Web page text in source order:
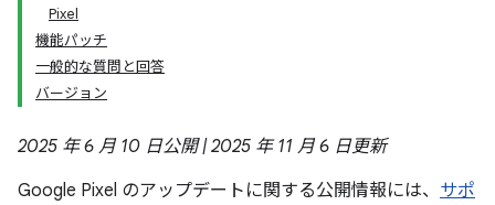
Pixel
機能パッチ
一般的な質問と回答
バージョン
2025 年 6 月 10 日公開 | 2025 年 11 月 6 日更新
Google Pixel のアップデートに関する公開情報には、 サポ